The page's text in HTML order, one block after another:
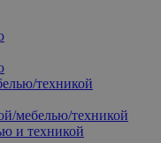
техникой
мебелью/техникой
и техникой